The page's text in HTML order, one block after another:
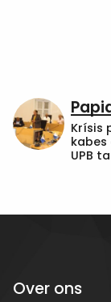
Krísis
kabes
UPB
Over ons